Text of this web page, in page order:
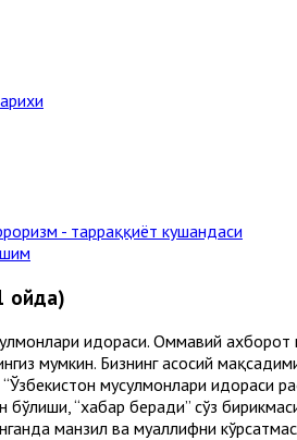
- тарраққиёт кушандаси
ойда)
идораси. Оммавий ахборот
мумкин. Бизнинг асосий
мусулмонлари идораси
бўлиши, “хабар беради” сўз
манзил ва муаллифни